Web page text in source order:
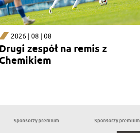
2026 | 08 | 08
Drugi zespół na remis z
Chemikiem
Sponsorzy premium Sponsorzy premium